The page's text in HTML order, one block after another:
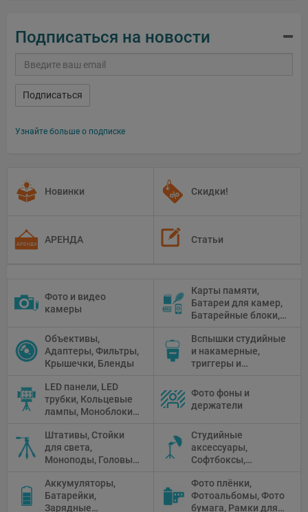
Подписаться на новости
Подписаться
Узнайте больше о подписке
Новинки Скидки!
АРЕНДА Статьи
Фото и видео
камеры
Карты памяти,
Батареи для камер,
Батарейные блоки,
Объективы,
Адаптеры, Фильтры,
Крышечки, Бленды
Вспышки студийные
и накамерные,
триггеры и
LED панели, LED
трубки, Кольцевые
лампы, Моноблоки,
Флуоресцентное и
галогенное
освещение
Фото фоны и
держатели
Штативы, Стойки
для света,
Моноподы, Головы
Студийные
аксессуары,
Софтбоксы,
Рефлекторы,
Отражатели,
Предметные
Аккумуляторы,
Батарейки,
Зарядные
Фото плёнки,
Фотоальбомы, Фото
бумага, Рамки для